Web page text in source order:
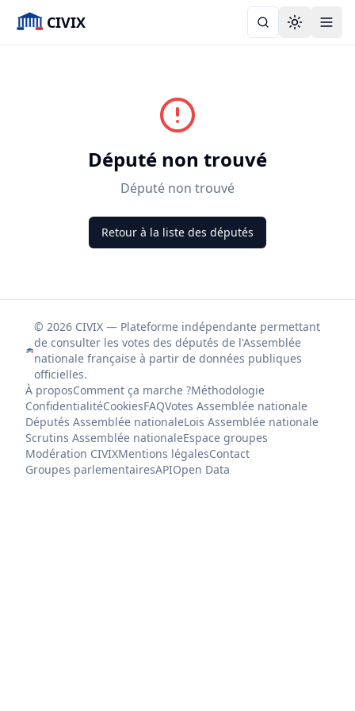
CIVIX Toggle
Député non trouvé
Député non trouvé
Retour à la liste des députés
© 2026 CIVIX — Plateforme indépendante permettant
de consulter les votes des députés de l'Assemblée
nationale française à partir de données publiques
officielles.
À proposComment ça marche ?Méthodologie
ConfidentialitéCookiesFAQVotes Assemblée nationale
Députés Assemblée nationaleLois Assemblée nationale
Scrutins Assemblée nationaleEspace groupes
Modération CIVIXMentions légalesContact
Groupes parlementairesAPIOpen Data